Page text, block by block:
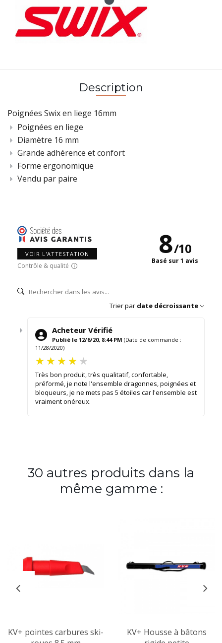
Description
Poignées Swix en liege 16mm
Poignées en liege
Diamètre 16 mm
Grande adhérence et confort
Forme ergonomique
Vendu par paire
VOIR L'ATTESTATION
Contrôle & qualité
8/10
Basé sur 1 avis
Trier par date décroissante
Acheteur Vérifié
Publié le 12/6/20, 8:44 PM (Date de commande :
11/28/2020)
Très bon produit, très qualitatif, confortable,
préformé, je note l'ensemble dragonnes, poignées et
bloqueurs, je ne mets pas 5 étoiles car l'ensemble est
vraiment onéreux.
30 autres produits dans la
même gamme :
KV+ pointes carbures ski-
KV+ Housse à bâtons